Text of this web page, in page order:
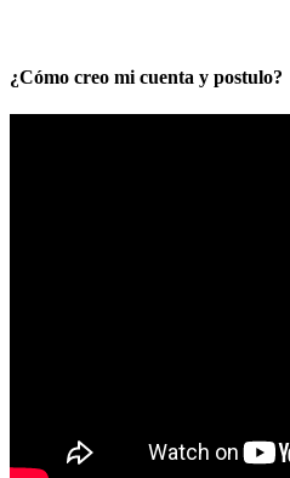
¿Cómo creo mi cuenta y postulo?